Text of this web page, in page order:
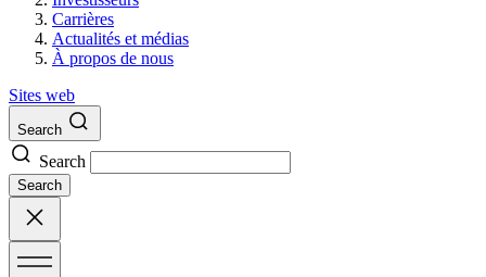
Carrières
Actualités et médias
À propos de nous
Sites web
Search
Search
Search